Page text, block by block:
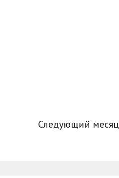
Следующий месяц